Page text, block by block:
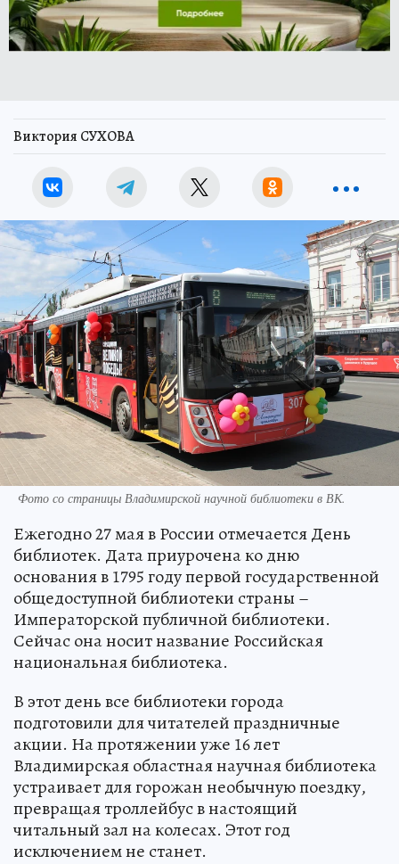
Виктория СУХОВА
Фото со страницы Владимирской научной библиотеки в ВК.
Ежегодно 27 мая в России отмечается День
библиотек. Дата приурочена ко дню
основания в 1795 году первой государственной
общедоступной библиотеки страны –
Императорской публичной библиотеки.
Сейчас она носит название Российская
национальная библиотека.
В этот день все библиотеки города
подготовили для читателей праздничные
акции. На протяжении уже 16 лет
Владимирская областная научная библиотека
устраивает для горожан необычную поездку,
превращая троллейбус в настоящий
читальный зал на колесах. Этот год
исключением не станет.